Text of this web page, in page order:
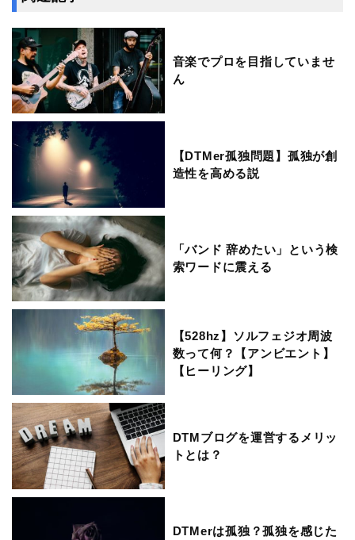
音楽でプロを目指していませ
ん
【DTMer孤独問題】孤独が創
造性を高める説
「バンド 辞めたい」という検
索ワードに震える
【528hz】ソルフェジオ周波
数って何？【アンビエント】
【ヒーリング】
DTMブログを運営するメリッ
トとは？
DTMerは孤独？孤独を感じた